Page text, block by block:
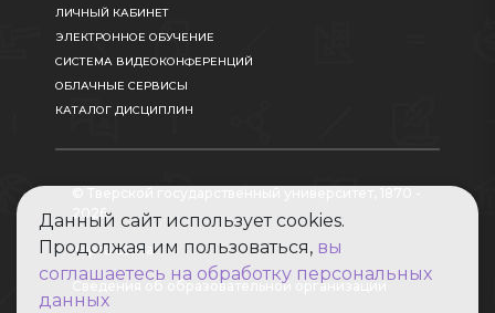
ЛИЧНЫЙ КАБИНЕТ
ЭЛЕКТРОННОЕ ОБУЧЕНИЕ
СИСТЕМА ВИДЕОКОНФЕРЕНЦИЙ
ОБЛАЧНЫЕ СЕРВИСЫ
КАТАЛОГ ДИСЦИПЛИН
2026
Карта сайта
Сведения об образовательной организации
Данный сайт использует cookies.
Продолжая им пользоваться, вы
соглашаетесь на обработку персональных
данных